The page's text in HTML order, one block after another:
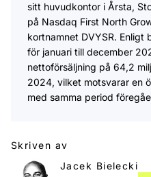
sitt huvudkontor i Årsta,
på Nasdaq First North
kortnamnet DVYSR. Enligt
för januari till december
nettoförsäljning på 64,2
2024, vilket motsvarar en
med samma period
Skriven av
Jacek Bielecki